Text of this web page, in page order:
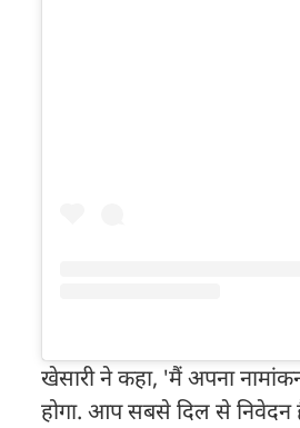
खेसारी ने कहा, 'मैं अपना
होगा. आप सबसे दिल से